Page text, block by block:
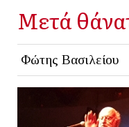
Μετά
Φώτης Βασιλείου